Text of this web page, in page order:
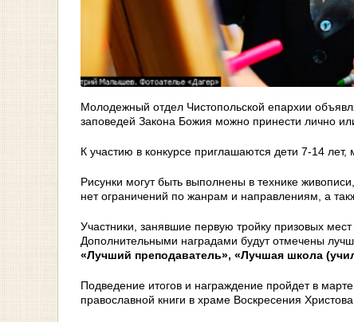
Молодежный отдел Чистопольской епархии
заповедей Закона Божия можно принести лично
К участию в конкурсе приглашаются дети 7-14
Рисунки могут быть выполнены в технике
нет ограничений по жанрам и направлениям, а
Участники, занявшие первую тройку призовых
Дополнительными наградами будут отмечены
«Лучший преподаватель», «Лучшая школа
Подведение итогов и награждение пройдет в
православной книги в храме Воскресения Христова